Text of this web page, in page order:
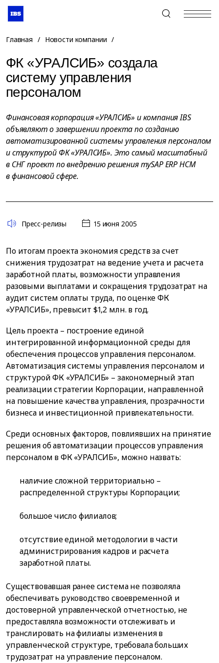
+7 (495) 967-80-80
Главная / Новости компании /
ФК «УРАЛСИБ» создала
систему управления
персоналом
Финансовая корпорация «УРАЛСИБ» и компания IBS
объявляют о завершении проекта по созданию
автоматизированной системы управления персоналом
и структурой ФК «УРАЛСИБ». Это самый масштабный
в СНГ проект по внедрению решения mySAP ERP НСM
в финансовой сфере.
Пресс-релизы 15 июня 2005
По итогам проекта экономия средств за счет
снижения трудозатрат на ведение учета и расчета
заработной платы, возможности управления
разовыми выплатами и сокращения трудозатрат на
аудит систем оплаты труда, по оценке ФК
«УРАЛСИБ», превысит $1,2 млн. в год.
Цель проекта – построение единой
интегрированной информационной среды для
обеспечения процессов управления персоналом.
Автоматизация системы управления персоналом и
структурой ФК «УРАЛСИБ» – закономерный этап
реализации стратегии Корпорации, направленной
на повышение качества управления, прозрачности
бизнеса и инвестиционной привлекательности.
Среди основных факторов, повлиявших на принятие
решения об автоматизации процессов управления
персоналом в ФК «УРАЛСИБ», можно назвать:
наличие сложной территориально –
распределенной структуры Корпорации;
большое число филиалов;
отсутствие единой методологии в части
администрирования кадров и расчета
заработной платы.
Существовавшая ранее система не позволяла
обеспечивать руководство своевременной и
достоверной управленческой отчетностью, не
предоставляла возможности отслеживать и
транслировать на филиалы изменения в
управленческой структуре, требовала больших
трудозатрат на управление персоналом.